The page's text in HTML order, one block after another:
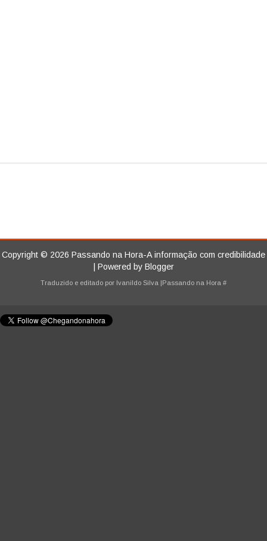
Copyright © 2026 Passando na Hora-A informação com credibilidade
| Powered by Blogger
Traduzido e editado por Ivanildo Silva |Passando na Hora #